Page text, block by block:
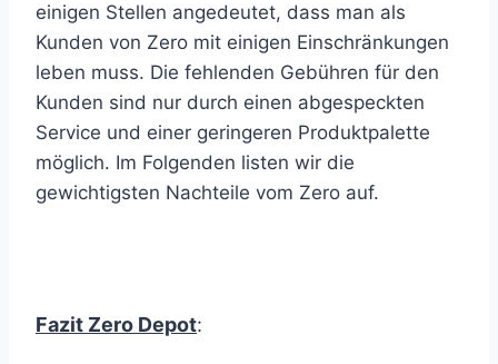
einigen Stellen angedeutet, dass man als
Kunden von Zero mit einigen Einschränkungen
leben muss. Die fehlenden Gebühren für den
Kunden sind nur durch einen abgespeckten
Service und einer geringeren Produktpalette
möglich. Im Folgenden listen wir die
gewichtigsten Nachteile vom Zero auf.
Fazit Zero Depot: